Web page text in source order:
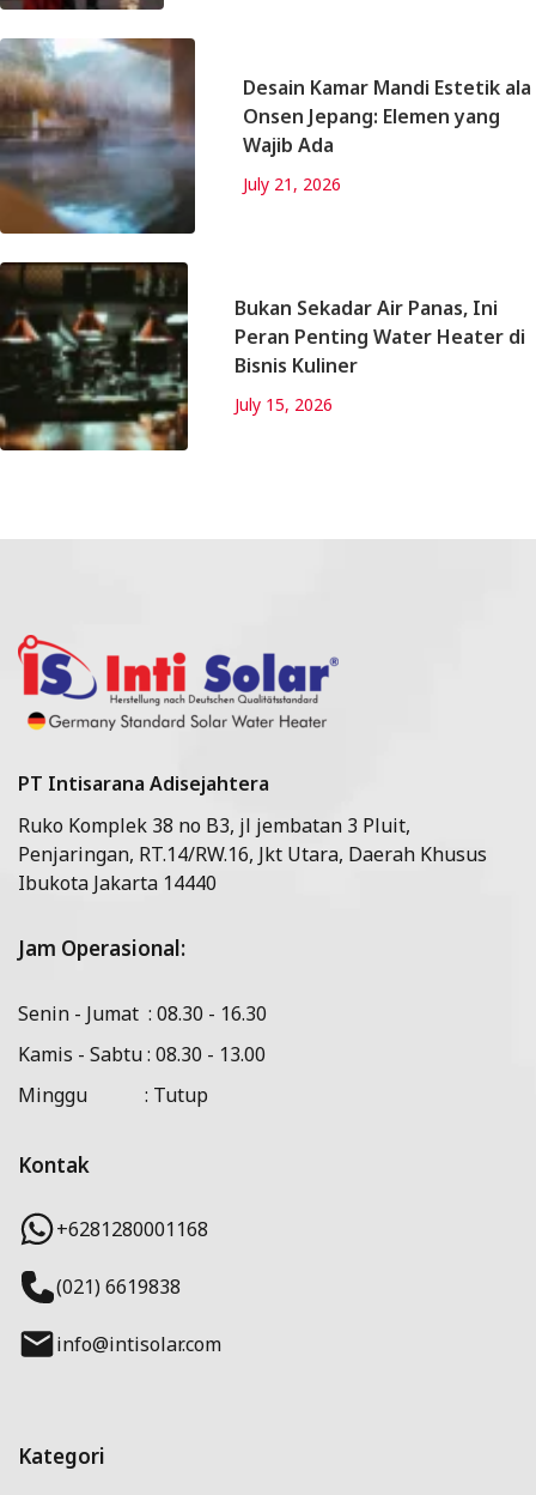
Desain Kamar Mandi Estetik ala
Onsen Jepang: Elemen yang
Wajib Ada
July 21, 2026
Bukan Sekadar Air Panas, Ini
Peran Penting Water Heater di
Bisnis Kuliner
July 15, 2026
PT Intisarana Adisejahtera
Ruko Komplek 38 no B3, jl jembatan 3 Pluit,
Penjaringan, RT.14/RW.16, Jkt Utara, Daerah Khusus
Ibukota Jakarta 14440
Jam Operasional:
Senin - Jumat : 08.30 - 16.30
Kamis - Sabtu : 08.30 - 13.00
Minggu : Tutup
Kontak
+6281280001168
(021) 6619838
info@intisolar.com
Kategori